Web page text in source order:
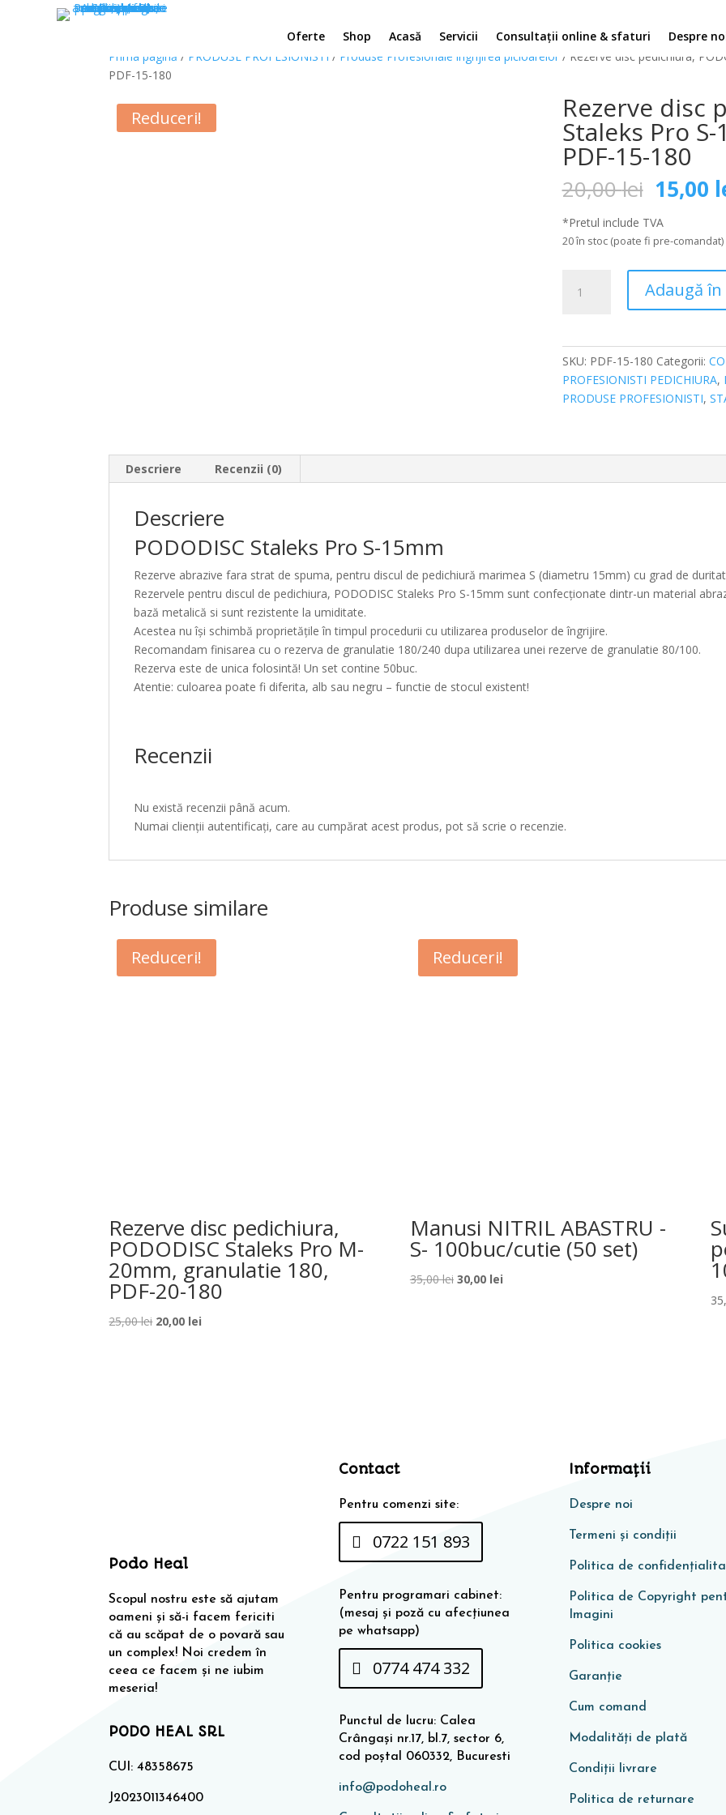
Oferte Shop Acasă Servicii Consultații online & sfaturi Despre
Prima pagină / PRODUSE PROFESIONISTI / Produse Profesionale ingrijirea picioarelor / Rezerve disc pedichiura,
PDF-15-180
Reduceri! Rezerve disc
Staleks Pro
PDF-15-180
20,00lei Prețul
inițial
a
fost:
20,00
15,00
*Pretul include TVA
20 în stoc (poate fi pre-comandat)
Rezerve
PDF-
Adaugă în
SKU: PDF-15-180 Categorii:
PROFESIONISTI PEDICHIURA,
PRODUSE PROFESIONISTI,
Descriere Recenzii (0)
Descriere
PODODISC Staleks Pro S-15mm
Rezerve abrazive fara strat de spuma, pentru discul de pedichiură marimea S (diametru 15mm) cu grad de
Rezervele pentru discul de pedichiura, PODODISC Staleks Pro S-15mm sunt confecționate dintr-un material
bază metalică si sunt rezistente la umiditate.
Acestea nu își schimbă proprietățile în timpul procedurii cu utilizarea produselor de îngrijire.
Recomandam finisarea cu o rezerva de granulatie 180/240 dupa utilizarea unei rezerve de granulatie 80/100.
Rezerva este de unica folosintă! Un set contine 50buc.
Atentie: culoarea poate fi diferita, alb sau negru – functie de stocul existent!
Recenzii
Nu există recenzii până acum.
Numai clienții autentificați, care au cumpărat acest produs, pot să scrie o recenzie.
Produse similare
Reduceri!
Rezerve disc pedichiura,
PODODISC Staleks Pro M-
20mm, granulatie 180,
PDF-20-180
25,00lei Prețul
20,00 lei
Reduceri!
Manusi NITRIL ABASTRU -
S- 100buc/cutie (50 set)
35,00lei Prețul
30,00 leiPrețul
Podo Heal
Scopul nostru este să ajutam
oameni și să-i facem fericiti
că au scăpat de o povară sau
un complex! Noi credem în
ceea ce facem și ne iubim
meseria!
PODO HEAL SRL
CUI: 48358675
J2023011346400
Contact
Pentru comenzi site:
0722 151 893
Pentru programari cabinet:
(mesaj și poză cu afecțiunea
pe whatsapp)
0774 474 332
Punctul de lucru: Calea
Crângași nr.17, bl.7, sector 6,
cod poștal 060332, Bucuresti
info@podoheal.ro
Informaţii
Despre noi
Termeni și condiții
Politica de
Politica de Copyright
Imagini
Politica cookies
Garanţie
Cum comand
Modalități de plată
Condiţii livrare
Politica de returnare